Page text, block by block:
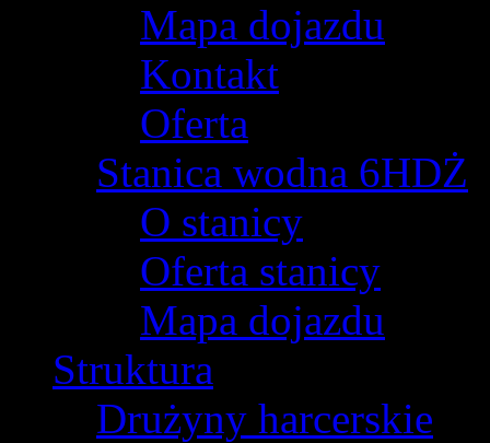
Mapa dojazdu
Kontakt
Oferta
Stanica wodna 6HDŻ
O stanicy
Oferta stanicy
Mapa dojazdu
Struktura
Drużyny harcerskie